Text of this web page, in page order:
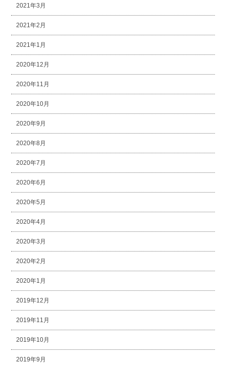
2021年3月
2021年2月
2021年1月
2020年12月
2020年11月
2020年10月
2020年9月
2020年8月
2020年7月
2020年6月
2020年5月
2020年4月
2020年3月
2020年2月
2020年1月
2019年12月
2019年11月
2019年10月
2019年9月